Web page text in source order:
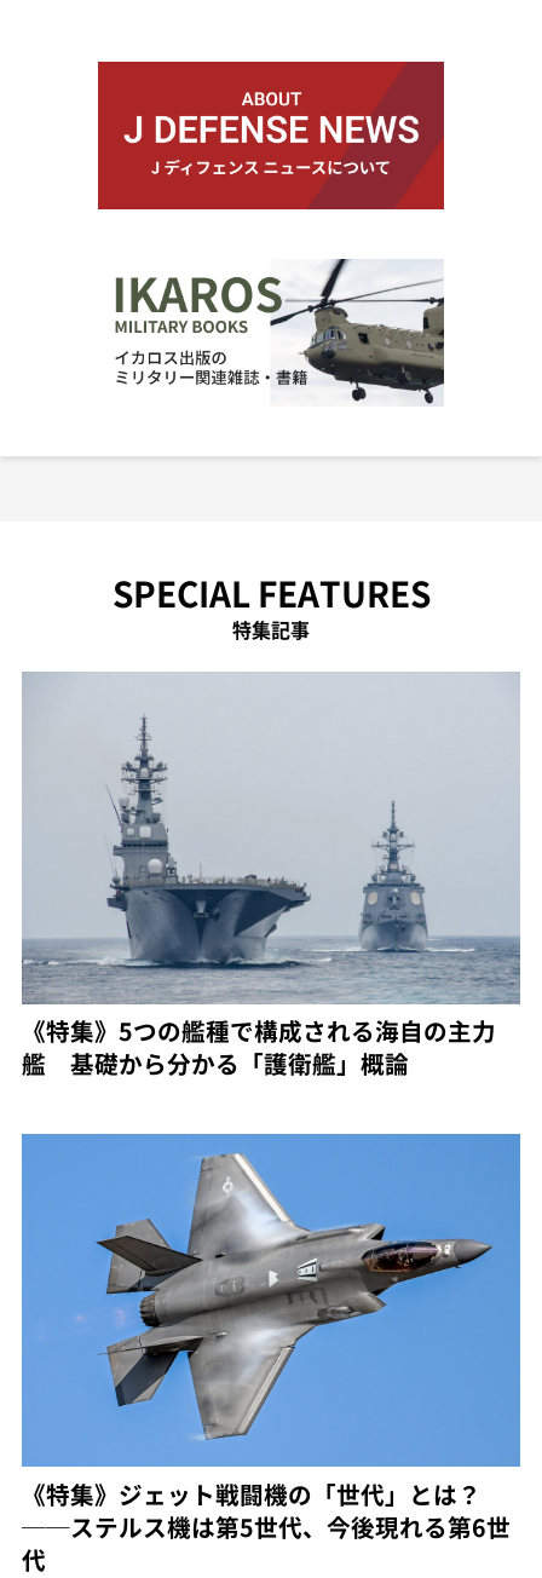
SPECIAL FEATURES
特集記事
《特集》5つの艦種で構成される海自の主力
艦 基礎から分かる「護衛艦」概論
《特集》ジェット戦闘機の「世代」とは？
──ステルス機は第5世代、今後現れる第6世
代